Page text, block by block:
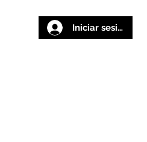
Iniciar sesión